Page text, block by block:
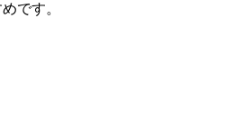
です。